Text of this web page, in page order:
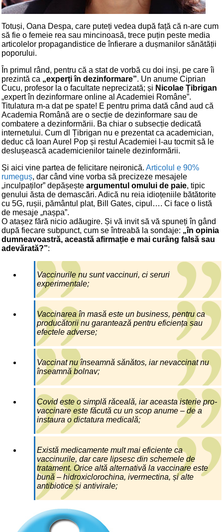
Totuși, Oana Despa, care puteți vedea după față că n-are cum
să fie o femeie rea sau mincinoasă, trece puțin peste media
articolelor propagandistice de înfierare a dușmanilor sănătății
poporului.
În primul rând, pentru că a stat de vorbă cu doi inși, pe care îi
prezintă ca „experți în dezinformare”. Un anume Ciprian
Cucu, profesor la o facultate neprecizată; și Nicolae Țibrigan
„expert în dezinformare online al Academiei Române”.
Titulatura m-a dat pe spate! E pentru prima dată când aud că
Academia Română are o secție de dezinformare sau de
combatere a dezinformării. Ba chiar o subsecție dedicată
internetului. Cum dl Țibrigan nu e prezentat ca academician,
deduc că Ioan Aurel Pop și restul Academiei l-au tocmit să le
deslușească academicienilor tainele dezinformării.
Și aici vine partea de felicitare neironică. Articolul e 90%
rumeguș, dar când vine vorba să precizeze mesajele
„inculpaților” depășește argumentul omului de paie, tipic
genului ăsta de demascări. Adică nu reia idioțeniile bătătorite
cu 5G, rușii, pământul plat, Bill Gates, cipul…. Ci face o listă
de mesaje „nașpa”.
O atașez fără nicio adăugire. Și vă invit să vă spuneți în gând
după fiecare subpunct, cum se întreabă la sondaje: „în opinia
dumneavoastră, această afirmație e mai curâng falsă sau
adevărată?”:
Vaccinurile nu sunt vaccinuri, ci seruri
experimentale;
Vaccinarea în masă este un business, pentru ca
producătorii nu garantează pentru eficiența sau
efectele adverse;
Vaccinat nu înseamnă sănătos, iar nevaccinat nu
înseamnă bolnav;
Covid este o simplă răceală, iar aceasta isterie pro-
vaccinare este făcută cu un scop anume – de a
instaura o dictatura medicală;
Există medicamente mult mai eficiente ca
vaccinurile, dar care lipsesc din schemele de
tratament. Orice altă alternativă la vaccinare este
bună – hidroxiclorochina, ivermectina, și alte
antibiotice și antivirale;